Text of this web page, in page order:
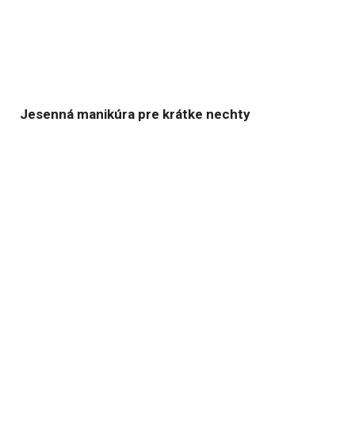
Jesenná manikúra pre krátke nechty